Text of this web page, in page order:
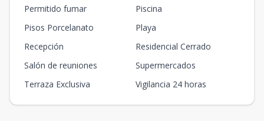
Permitido fumar
Piscina
Pisos Porcelanato
Playa
Recepción
Residencial Cerrado
Salón de reuniones
Supermercados
Terraza Exclusiva
Vigilancia 24 horas